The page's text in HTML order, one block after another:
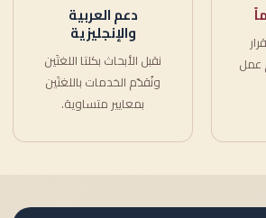
٤٥ يوم عمل
دعم العربية
والإنجليزية
نقبل الأبحاث بكلتا اللغتَين
ونُقدّم الخدمات باللغتَين
بمعايير متساوية.